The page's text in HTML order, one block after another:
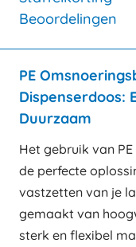
Beoordelingen
PE
Dispenserdoos:
Duurzaam
Het gebruik van
de perfecte
vastzetten van je
gemaakt van
sterk en flexibel